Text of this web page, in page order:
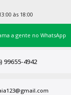
às 18:00
a gente no WhatsApp
99655-4942